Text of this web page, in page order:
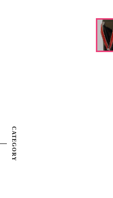
CATEGORY